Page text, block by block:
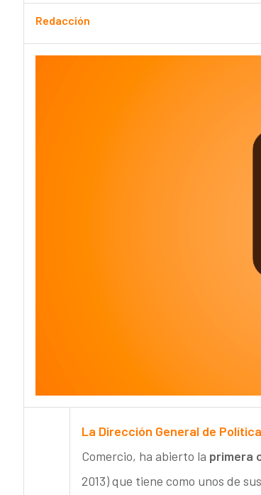
Redacción
La Dirección General de
Comercio, ha abierto la primera
2013) que tiene como unos de